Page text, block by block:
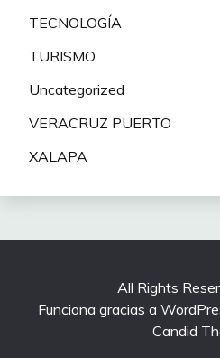
TECNOLOGÍA
TURISMO
Uncategorized
VERACRUZ PUERTO
XALAPA
All Rights
Funciona gracias a
Candid